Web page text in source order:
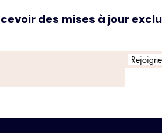
des mises à jour